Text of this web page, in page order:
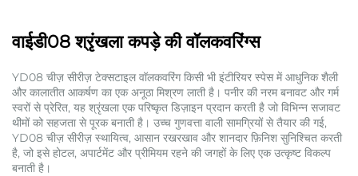
वाईडी08 श्रृंखला कपड़े की वॉलकवरिंग्स
YD08 चीज़ सीरीज़ टेक्सटाइल वॉलकवरिंग किसी भी इंटीरियर स्पेस में आधुनिक शैली
और कालातीत आकर्षण का एक अनूठा मिश्रण लाती है। पनीर की नरम बनावट और गर्म
स्वरों से प्रेरित, यह श्रृंखला एक परिष्कृत डिज़ाइन प्रदान करती है जो विभिन्न सजावट
थीमों को सहजता से पूरक बनाती है। उच्च गुणवत्ता वाली सामग्रियों से तैयार की गई,
YD08 चीज़ सीरीज़ स्थायित्व, आसान रखरखाव और शानदार फ़िनिश सुनिश्चित करती
है, जो इसे होटल, अपार्टमेंट और प्रीमियम रहने की जगहों के लिए एक उत्कृष्ट विकल्प
बनाती है।